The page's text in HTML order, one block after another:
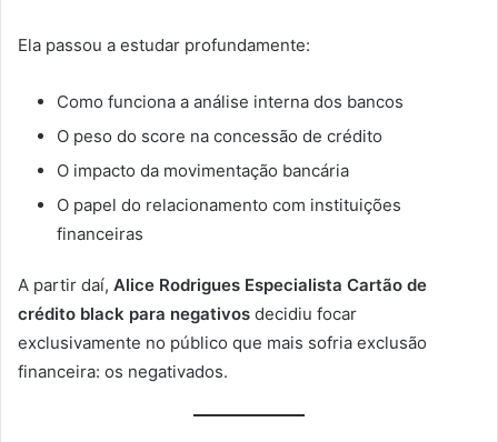
Ela passou a estudar profundamente:
Como funciona a análise interna dos bancos
O peso do score na concessão de crédito
O impacto da movimentação bancária
O papel do relacionamento com instituições
financeiras
A partir daí, Alice Rodrigues Especialista Cartão de
crédito black para negativos decidiu focar
exclusivamente no público que mais sofria exclusão
financeira: os negativados.